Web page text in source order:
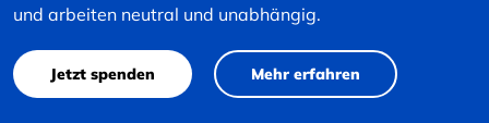
und arbeiten neutral und unabhängig.
Jetzt spenden Mehr erfahren